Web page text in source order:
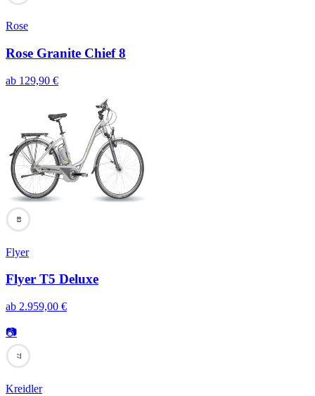
Rose
Rose Granite Chief 8
ab 129,90 €
83
Flyer
Flyer T5 Deluxe
ab 2.959,00 €
📷
77
Kreidler